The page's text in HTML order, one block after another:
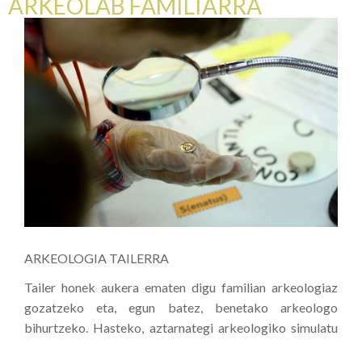
ARKEOLAB FAMILIARRA
ARKEOLOGIA TAILERRA
Tailer honek aukera ematen digu familian arkeologiaz
gozatzeko eta, egun batez, benetako arkeologo
bihurtzeko. Hasteko, aztarnategi arkeologiko simulatu